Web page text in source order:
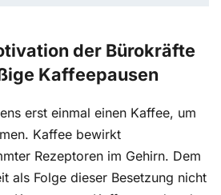
der Bürokräfte
Kaffeepausen
erst einmal einen Kaffee, um
Kaffee bewirkt
Rezeptoren im Gehirn. Dem
als Folge dieser Besetzung nicht